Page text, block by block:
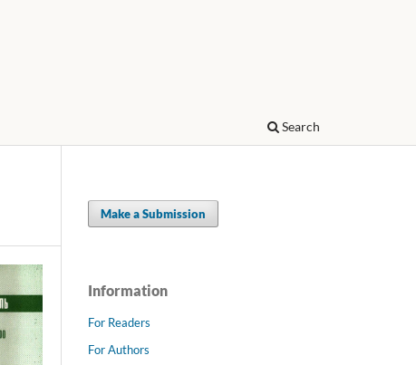
Search
Make a Submission
Information
For Readers
For Authors